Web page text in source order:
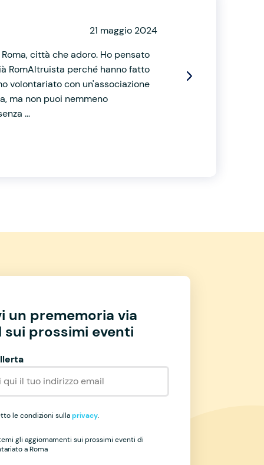
21 maggio 2024
città che adoro. Ho pensato
RomAltruista perché hanno fatto
volontariato con un'associazione
ma non puoi nemmeno
...
un prememoria via
sui prossimi eventi
le condizioni sullaprivacy.
gli aggiornamenti sui prossimi eventi di
a Roma